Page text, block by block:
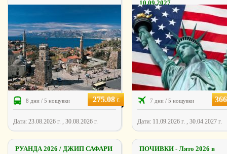
8 дни / 5 нощувки 275.08€
Дати: 23.08.2026 г. , 30.08.2026 г.
10.09.2027
7 дни / 5 нощувки
Дати: 11.09.2026 г. , 30.04.2027 г.
РУАНДА 2026 / ДЖИП САФАРИ
ПОЧИВКИ - Лято 2026 в